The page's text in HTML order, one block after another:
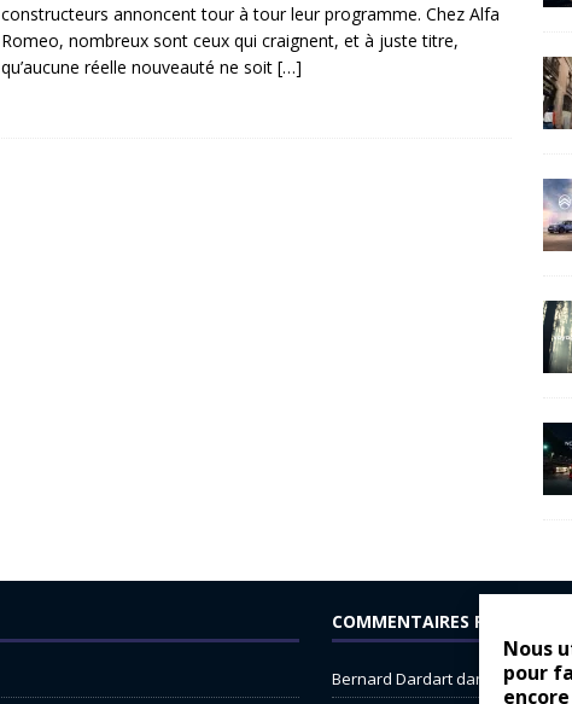
Nous
pour
constructeurs annoncent tour à tour leur programme. Chez Alfa
Romeo, nombreux sont ceux qui craignent, et à juste titre,
qu’aucune réelle nouveauté ne soit […]
COMMENTAIRES RÉCENTS
Bernard Dardartdans Dacia